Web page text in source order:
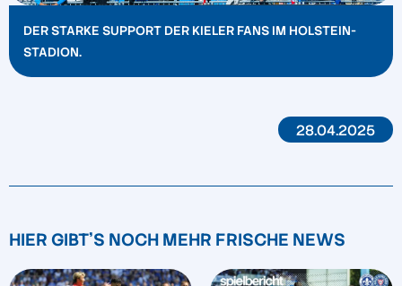
DER STARKE SUPPORT DER KIELER FANS IM HOLSTEIN-
STADION.
28.04.2025
HIER GIBT'S NOCH MEHR FRISCHE NEWS